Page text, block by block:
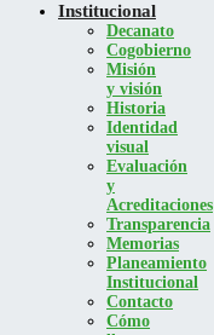
Institucional
Decanato
Cogobierno
Misión
y visión
Historia
Identidad
visual
Evaluación
y
Acreditaciones
Transparencia
Memorias
Planeamiento
Institucional
Contacto
Cómo